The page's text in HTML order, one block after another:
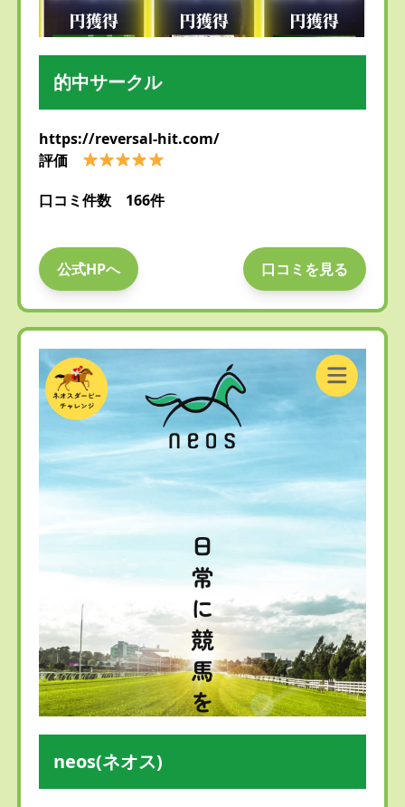
的中サークル
https://reversal-hit.com/
評価
口コミ件数 166件
公式HPへ 口コミを見る
neos(ネオス)